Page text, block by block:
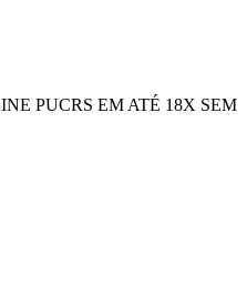
PUCRS EM ATÉ 18X SEM